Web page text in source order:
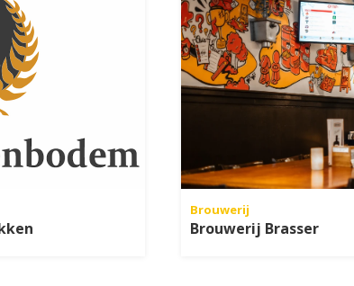
Brouwerij
Brouwerij Brasser